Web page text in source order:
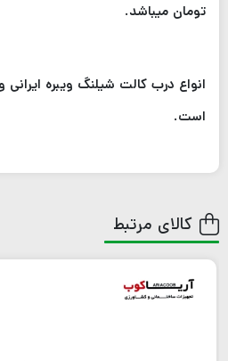
تومان میباشد.
انواع درب کالت شیلنگ ویبره
است.
کالای مرتبط